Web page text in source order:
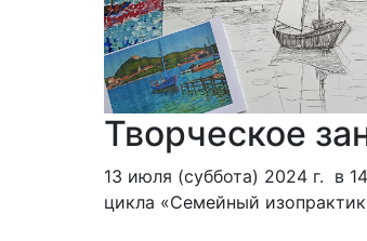
Творческое
13 июля (суббота) 2024 г. в
цикла «Семейный